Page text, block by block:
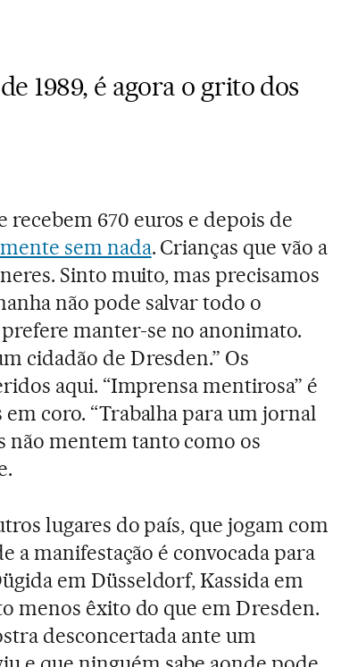
1989, é agora o grito dos
recebem 670 euros e depois de
sem nada. Crianças que vão a
Sinto muito, mas precisamos
não pode salvar todo o
manter-se no anonimato.
cidadão de Dresden.” Os
aqui. “Imprensa mentirosa” é
coro. “Trabalha para um jornal
não mentem tanto como os
lugares do país, que jogam com
a manifestação é convocada para
em Düsseldorf, Kassida em
menos êxito do que em Dresden.
desconcertada ante um